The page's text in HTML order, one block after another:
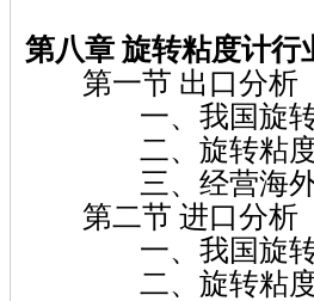
第八章 旋转粘度计行
第一节 出口分析
一、我国旋转粘
二、旋转粘度计
三、经营海外市
第二节 进口分析
一、我国旋转粘
二、旋转粘度计